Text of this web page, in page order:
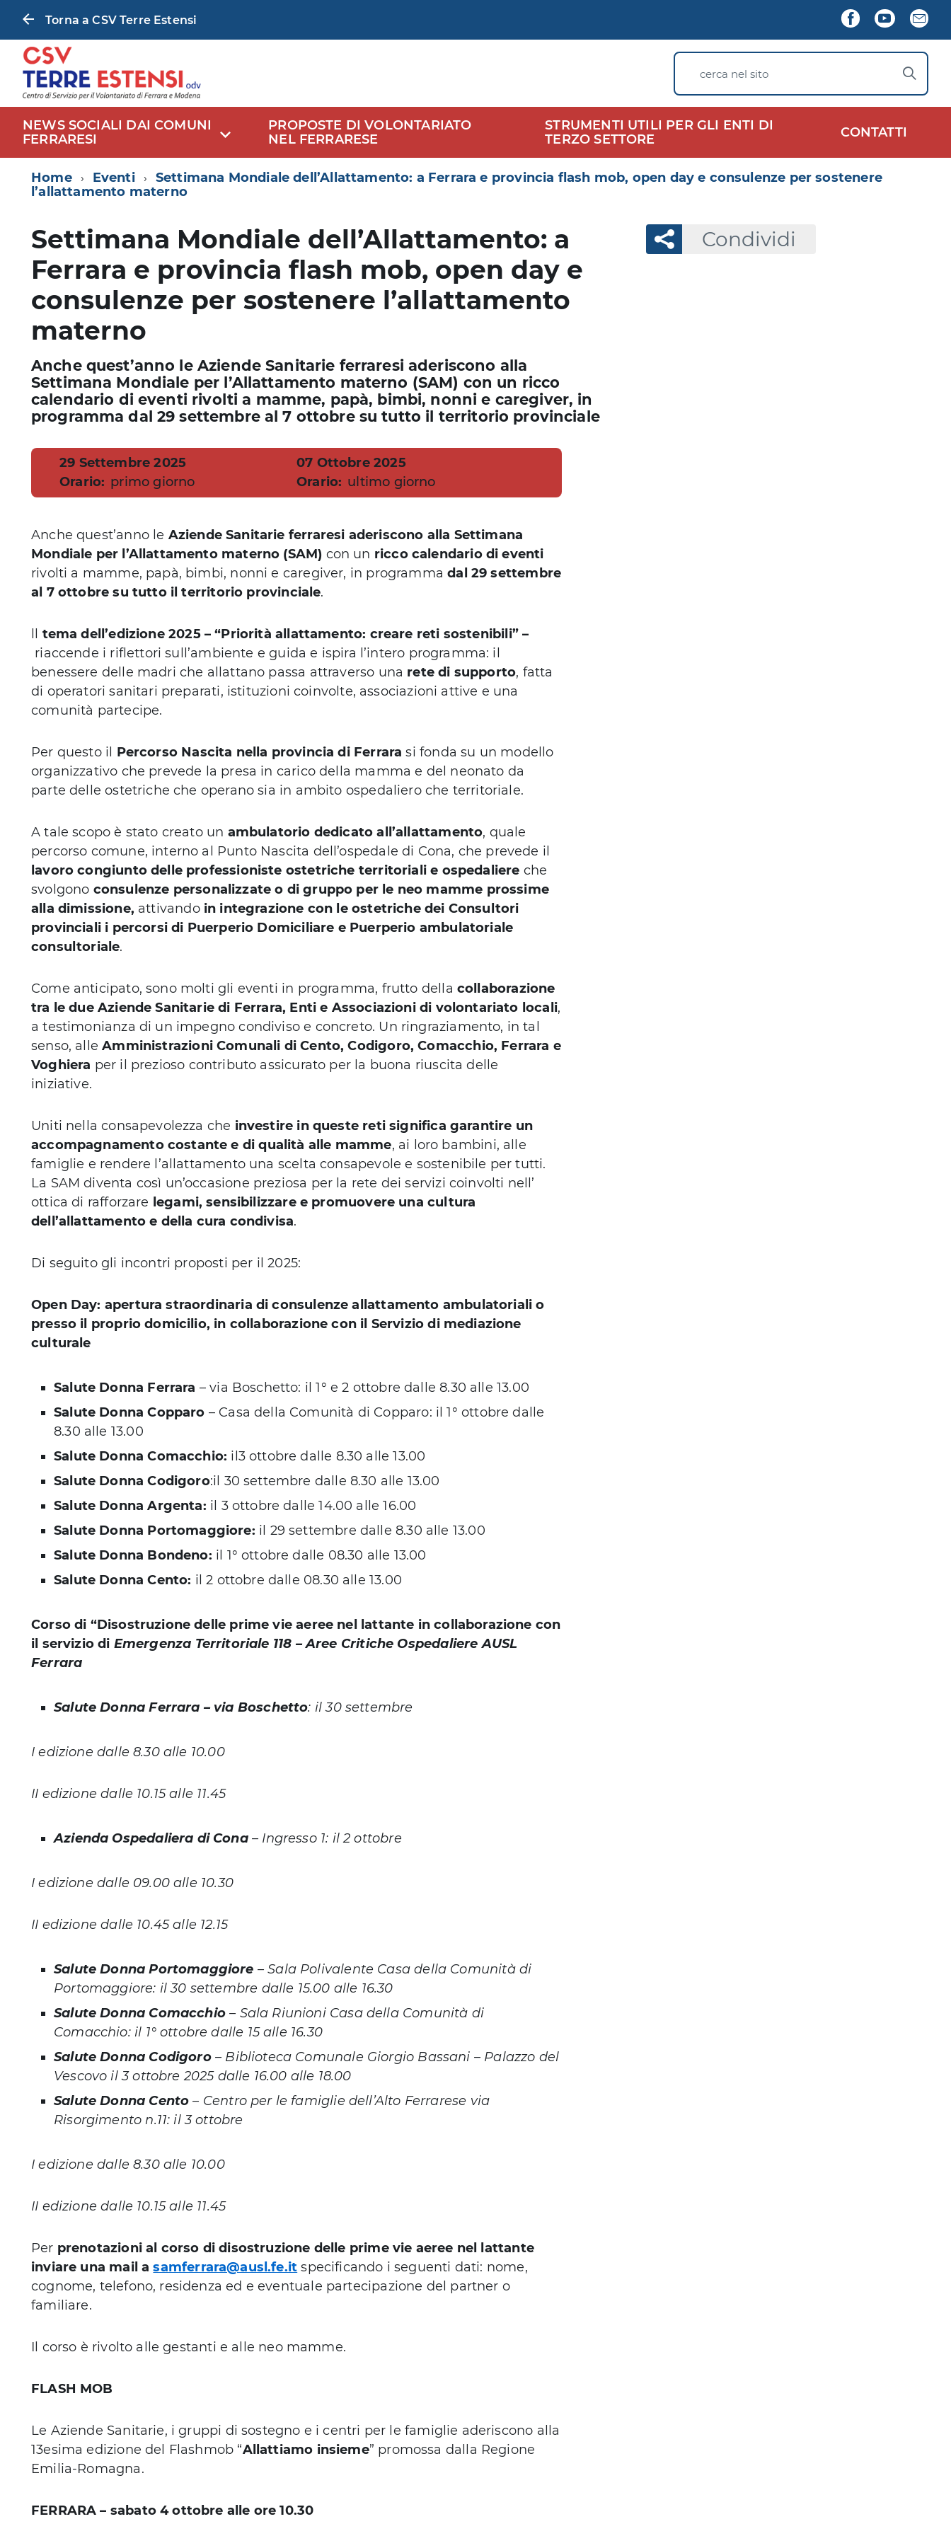
Torna a CSV Terre Estensi
SeguiciFacebook
YouTube
cerca nel sito
NEWS SOCIALI DAI COMUNI
FERRARESI
PROPOSTE DI VOLONTARIATO
NEL FERRARESE
STRUMENTI UTILI PER GLI ENTI DI
TERZO SETTORE
CONTATTI
Home Eventi
Settimana Mondiale dell’Allattamento: a Ferrara e provincia flash mob, open day e consulenze per sostenere
l’allattamento materno
Settimana Mondiale dell’Allattamento: a
Ferrara e provincia flash mob, open day e
consulenze per sostenere l’allattamento
materno
Anche quest’anno le Aziende Sanitarie ferraresi aderiscono alla
Settimana Mondiale per l’Allattamento materno (SAM) con un ricco
calendario di eventi rivolti a mamme, papà, bimbi, nonni e caregiver, in
programma dal 29 settembre al 7 ottobre su tutto il territorio provinciale
Data
29 Settembre 2025
Orario: primo giorno
Data
07 Ottobre 2025
Orario: ultimo giorno
Anche quest’anno le Aziende Sanitarie ferraresi aderiscono alla Settimana
Mondiale per l’Allattamento materno (SAM) con un ricco calendario di eventi
rivolti a mamme, papà, bimbi, nonni e caregiver, in programmadal 29 settembre
al 7 ottobre su tutto il territorio provinciale.
tema dell’edizione 2025 – “Priorità allattamento: creare reti sostenibili” –
riaccende i riflettori sull’ambiente e guida e ispira l’intero programma: il
benessere delle madri che allattano passa attraverso una rete di supporto, fatta
di operatori sanitari preparati, istituzioni coinvolte, associazioni attive e una
comunità partecipe.
Per questo il Percorso Nascita nella provincia di Ferrara si fonda su un modello
organizzativo che prevede la presa in carico della mamma e del neonato da
parte delle ostetriche che operano sia in ambito ospedaliero che territoriale.
A tale scopo è stato creato un ambulatorio dedicato all’allattamento, quale
percorso comune, interno al Punto Nascita dell’ospedale di Cona, che prevede il
lavoro congiunto delle professioniste ostetriche territoriali e ospedaliere che
svolgono consulenze personalizzate o di gruppo per le neo mamme prossime
alla dimissione, attivando in integrazione con le ostetriche dei Consultori
provinciali i percorsi di Puerperio Domiciliare e Puerperio ambulatoriale
consultoriale.
Come anticipato, sono molti gli eventi in programma, frutto della collaborazione
tra le due Aziende Sanitarie di Ferrara, Enti e Associazioni di volontariato locali,
a testimonianza di un impegno condiviso e concreto. Un ringraziamento, in tal
senso, alleAmministrazioni Comunali di Cento, Codigoro, Comacchio, Ferrara e
Voghiera per il prezioso contributo assicurato per la buona riuscita delle
iniziative.
Uniti nella consapevolezza che investire in queste reti significa garantire un
accompagnamento costante e di qualità alle mamme, ai loro bambini, alle
famiglie e rendere l’allattamento una scelta consapevole e sostenibile per tutti.
La SAM diventa così un’occasione preziosa per la rete dei servizi coinvolti nell’
ottica di rafforzare legami, sensibilizzare e promuovere una cultura
dell’allattamento e della cura condivisa.
Di seguito gli incontri proposti per il 2025:
Open Day: apertura straordinaria di consulenze allattamento ambulatoriali o
presso il proprio domicilio, in collaborazione con il Servizio di mediazione
culturale
Salute Donna Ferrara – via Boschetto: il 1° e 2 ottobre dalle 8.30 alle 13.00
Salute Donna Copparo – Casa della Comunità di Copparo: il 1° ottobre dalle
8.30 alle 13.00
Salute Donna Comacchio: il3 ottobre dalle 8.30 alle 13.00
Salute Donna Codigoro:il 30 settembre dalle 8.30 alle 13.00
Salute Donna Argenta: il 3 ottobre dalle 14.00 alle 16.00
Salute Donna Portomaggiore: il 29 settembre dalle 8.30 alle 13.00
Salute Donna Bondeno: il 1° ottobre dalle 08.30 alle 13.00
Salute Donna Cento: il 2 ottobre dalle 08.30 alle 13.00
Corso di “Disostruzione delle prime vie aeree nel lattante in collaborazione con
il servizio di Emergenza Territoriale 118 – Aree Critiche Ospedaliere AUSL
Ferrara
Salute Donna Ferrara – via Boschetto: il 30 settembre
I edizione dalle 8.30 alle 10.00
II edizione dalle 10.15 alle 11.45
Azienda Ospedaliera di Cona– Ingresso 1: il 2 ottobre
I edizione dalle 09.00 alle 10.30
II edizione dalle 10.45 alle 12.15
Salute Donna Portomaggiore – Sala Polivalente Casa della Comunità di
Portomaggiore: il 30 settembre dalle 15.00 alle 16.30
Salute Donna Comacchio– Sala Riunioni Casa della Comunità di
Comacchio: il 1° ottobre dalle 15 alle 16.30
Salute Donna Codigoro– Biblioteca Comunale Giorgio Bassani – Palazzo del
Vescovo il 3 ottobre 2025 dalle 16.00 alle 18.00
Salute Donna Cento– Centro per le famiglie dell’Alto Ferrarese via
Risorgimento n.11: il 3 ottobre
I edizione dalle 8.30 alle 10.00
II edizione dalle 10.15 alle 11.45
Per prenotazioni al corso di disostruzione delle prime vie aeree nel lattante
inviare una mail asamferrara@ausl.fe.it specificando i seguenti dati: nome,
cognome, telefono, residenza ed e eventuale partecipazione del partner o
familiare.
Il corso è rivolto alle gestanti e alle neo mamme.
FLASH MOB
Le Aziende Sanitarie, i gruppi di sostegno e i centri per le famiglie aderiscono alla
13esima edizione del Flashmob “Allattiamo insieme” promossa dalla Regione
Emilia-Romagna.
FERRARA – sabato 4 ottobre alle ore 10.30
Condividi